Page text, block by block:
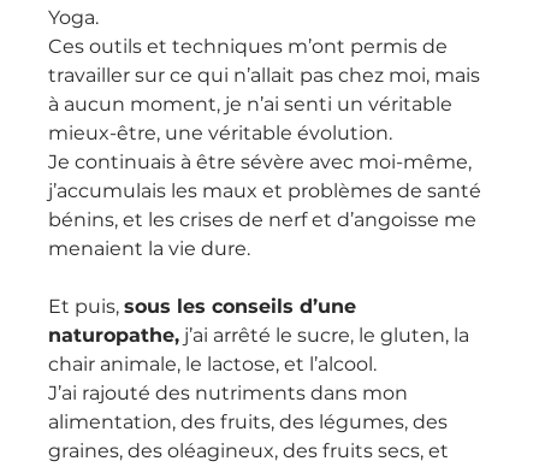
Yoga.
Ces outils et techniques m’ont permis de
travailler sur ce qui n’allait pas chez moi, mais
à aucun moment, je n’ai senti un véritable
mieux-être, une véritable évolution.
Je continuais à être sévère avec moi-même,
j’accumulais les maux et problèmes de santé
bénins, et les crises de nerf et d’angoisse me
menaient la vie dure.
Et puis, sous les conseils d’une
naturopathe, j’ai arrêté le sucre, le gluten, la
chair animale, le lactose, et l’alcool.
J’ai rajouté des nutriments dans mon
alimentation, des fruits, des légumes, des
graines, des oléagineux, des fruits secs, et